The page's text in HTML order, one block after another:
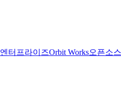
엔터프라이즈Orbit Works오픈소스